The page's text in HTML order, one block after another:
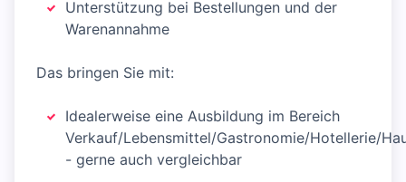
Unterstützung bei Bestellungen und der
Warenannahme
Das bringen Sie mit:
Idealerweise eine Ausbildung im Bereich
Verkauf/Lebensmittel/Gastronomie/Hotellerie/
- gerne auch vergleichbar